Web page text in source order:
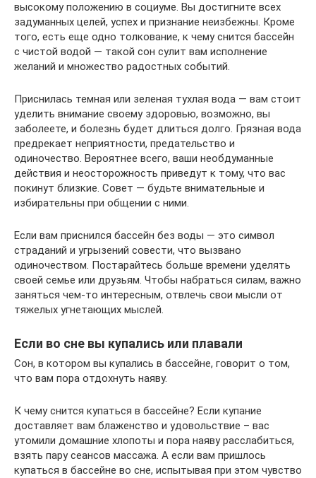
высокому положению в социуме. Вы достигните всех
задуманных целей, успех и признание неизбежны. Кроме
того, есть еще одно толкование, к чему снится бассейн
с чистой водой — такой сон сулит вам исполнение
желаний и множество радостных событий.
Приснилась темная или зеленая тухлая вода — вам стоит
уделить внимание своему здоровью, возможно, вы
заболеете, и болезнь будет длиться долго. Грязная вода
предрекает неприятности, предательство и
одиночество. Вероятнее всего, ваши необдуманные
действия и неосторожность приведут к тому, что вас
покинут близкие. Совет — будьте внимательные и
избирательны при общении с ними.
Если вам приснился бассейн без воды — это символ
страданий и угрызений совести, что вызвано
одиночеством. Постарайтесь больше времени уделять
своей семье или друзьям. Чтобы набраться силам, важно
заняться чем-то интересным, отвлечь свои мысли от
тяжелых угнетающих мыслей.
Если во сне вы купались или плавали
Сон, в котором вы купались в бассейне, говорит о том,
что вам пора отдохнуть наяву.
К чему снится купаться в бассейне? Если купание
доставляет вам блаженство и удовольствие – вас
утомили домашние хлопоты и пора наяву расслабиться,
взять пару сеансов массажа. А если вам пришлось
купаться в бассейне во сне, испытывая при этом чувство